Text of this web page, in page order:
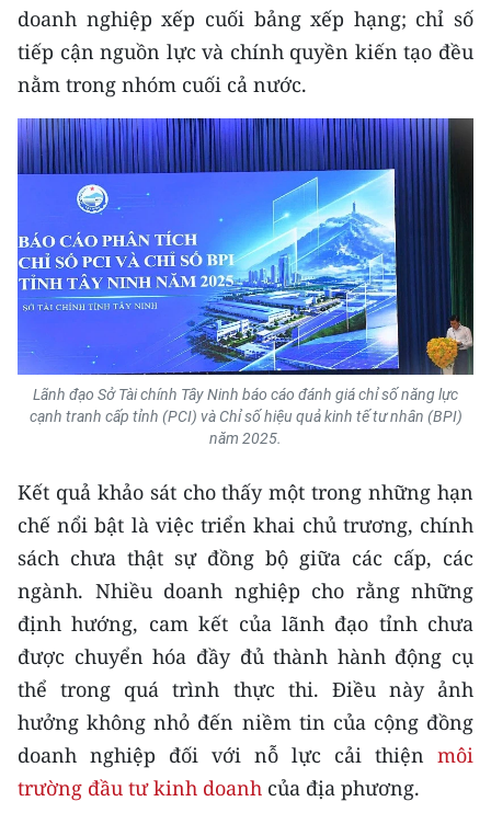
Media Pháp luật
Media Du lịch
Media Thế giới
Media Thể thao
Media Giáo dục
Media Y tế
Media Khoa học - Công nghệ
Media Môi trường
Ảnh
TIN MỚI
TIN ĐỊA PHƯƠNG
Trung du và miền núi phía Bắc
Đồng bằng sông Hồng
Bắc Trung Bộ
Duyên hải Nam Trung Bộ và Tây
Nguyên
doanh nghiệp xếp cuối bảng xếp hạng; chỉ số
tiếp cận nguồn lực và chính quyền kiến tạo đều
nằm trong nhóm cuối cả nước.
Lãnh đạo Sở Tài chính Tây Ninh báo cáo đánh giá chỉ số năng lực
cạnh tranh cấp tỉnh (PCI) và Chỉ số hiệu quả kinh tế tư nhân (BPI)
năm 2025.
Kết quả khảo sát cho thấy một trong những hạn
chế nổi bật là việc triển khai chủ trương, chính
sách chưa thật sự đồng bộ giữa các cấp, các
ngành. Nhiều doanh nghiệp cho rằng những
định hướng, cam kết của lãnh đạo tỉnh chưa
được chuyển hóa đầy đủ thành hành động cụ
thể trong quá trình thực thi. Điều này ảnh
hưởng không nhỏ đến niềm tin của cộng đồng
doanh nghiệp đối với nỗ lực cải thiện môi
trường đầu tư kinh doanh của địa phương.